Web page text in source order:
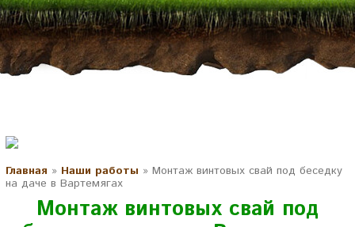
Главная » Наши работы » Монтаж винтовых свай под беседку
на даче в Вартемягах
Монтаж винтовых свай под